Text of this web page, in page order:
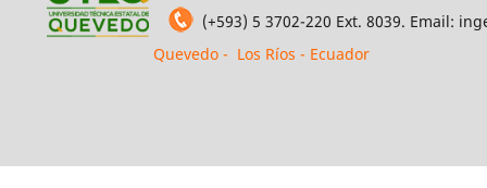
(+593) 5 3702-220 Ext. 8039. Email:
Quevedo - Los Ríos - Ecuador